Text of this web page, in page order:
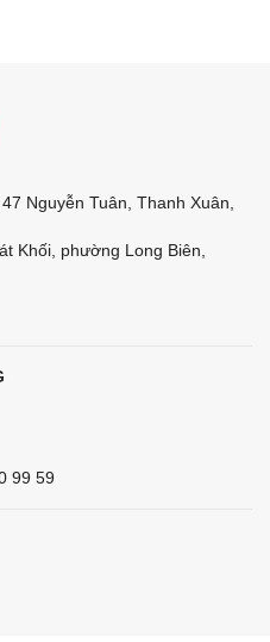
Nguyễn Tuân, Thanh Xuân,
Khối, phường Long Biên,
99 59